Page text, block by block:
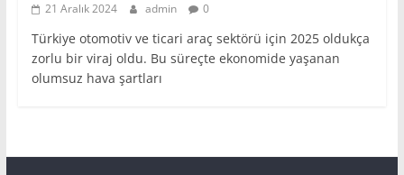
21 Aralık 2024 admin 0
Türkiye otomotiv ve ticari araç sektörü için 2025 oldukça
zorlu bir viraj oldu. Bu süreçte ekonomide yaşanan
olumsuz hava şartları